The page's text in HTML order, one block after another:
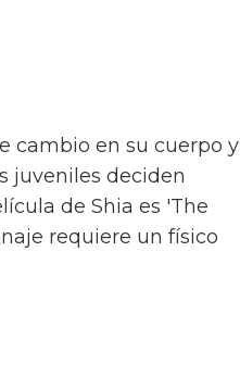
cambio en su cuerpo y
juveniles deciden
de Shia es 'The
requiere un físico